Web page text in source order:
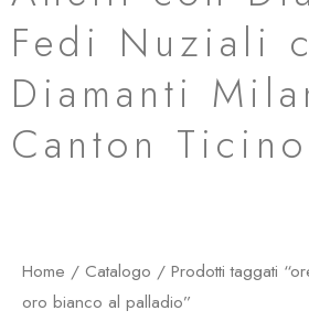
Fedi Nuziali
Diamanti
Canton Ticino
Home / Catalogo / Prodotti taggati
oro bianco al palladio”